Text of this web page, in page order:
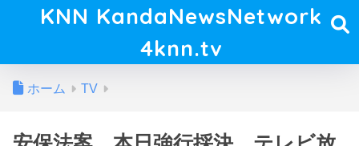
KNN KandaNewsNetwork
4knn.tv
ホーム TV